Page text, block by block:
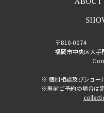
〒810-0074
福岡市中央区大手
※ 個別相談及びショー
※事前ご予約の場合は